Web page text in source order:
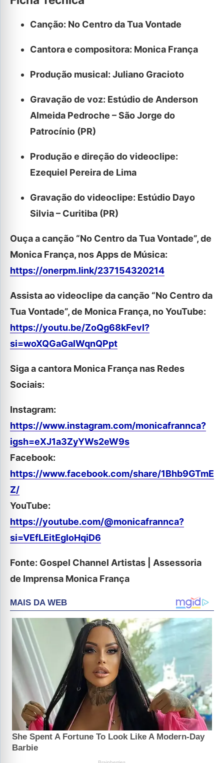
Canção: No Centro da Tua Vontade
Cantora e compositora: Monica França
Produção musical: Juliano Gracioto
Gravação de voz: Estúdio de Anderson
Almeida Pedroche – São Jorge do
Patrocínio (PR)
Produção e direção do videoclipe:
Ezequiel Pereira de Lima
Gravação do videoclipe: Estúdio Dayo
Silvia – Curitiba (PR)
Ouça a canção “No Centro da Tua Vontade”, de
Monica França, nos Apps de Música:
https://onerpm.link/237154320214
Assista ao videoclipe da canção “No Centro da
Tua Vontade”, de Monica França, no YouTube:
https://youtu.be/ZoQg68kFevI?
si=woXQGaGalWqnQPpt
Siga a cantora Monica França nas Redes
Sociais:
Instagram:
https://www.instagram.com/monicafrannca?
igsh=eXJ1a3ZyYWs2eW9s
Facebook:
https://www.facebook.com/share/1Bhb9GTmE
Z/
YouTube:
https://youtube.com/@monicafrannca?
si=VEfLEitEgloHqiD6
Fonte: Gospel Channel Artistas | Assessoria
de Imprensa Monica França